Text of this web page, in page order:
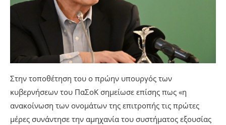
Στην τοποθέτηση του ο πρώην υπουργός των
κυβερνήσεων του ΠαΣοΚ σημείωσε επίσης πως «η
ανακοίνωση των ονομάτων της επιτροπής τις πρώτες
μέρες συνάντησε την αμηχανία του συστήματος εξουσίας